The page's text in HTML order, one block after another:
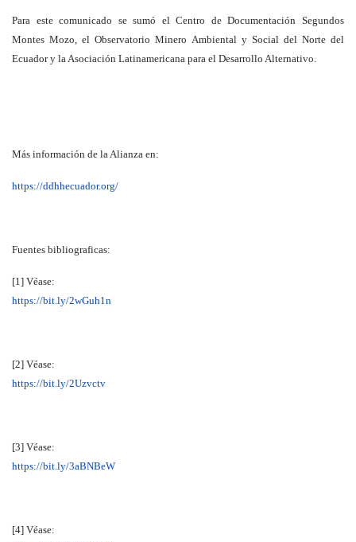
Para este comunicado se sumó el Centro de Documentación Segundos
Montes Mozo, el Observatorio Minero Ambiental y Social del Norte del
Ecuador y la Asociación Latinamericana para el Desarrollo Alternativo.
Más información de la Alianza en:
https://ddhhecuador.org/
Fuentes bibliograficas:
[1] Véase:
https://bit.ly/2wGuh1n
[2] Véase:
https://bit.ly/2Uzvctv
[3] Véase:
https://bit.ly/3aBNBeW
[4] Véase: